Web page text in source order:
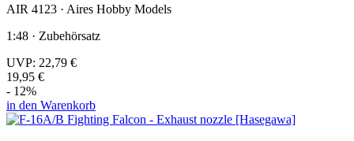
AIR 4123 · Aires Hobby Models
1:48 · Zubehörsatz
UVP: 22,79 €
19,95 €
- 12%
in den Warenkorb